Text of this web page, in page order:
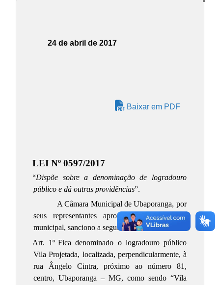
24 de abril de 2017
Baixar em PDF
LEI Nº 0597/2017
“Dispõe sobre a denominação de logradouro
público e dá outras providências”.
A Câmara Municipal de Ubaporanga, por
seus representantes aprovou e, eu, prefeito
municipal, sanciono a seguinte Lei:
Art. 1ºFica denominado o logradouro público
Vila Projetada, localizada, perpendicularmente, à
rua Ângelo Cintra, próximo ao número 81,
centro, Ubaporanga – MG, como sendo “Vila